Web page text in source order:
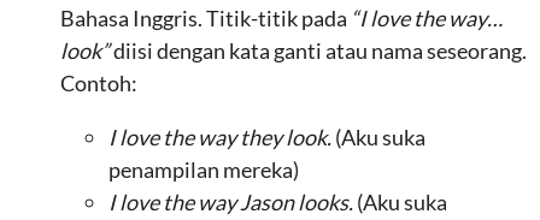
Bahasa Inggris. Titik-titik pada “I love the way…
look”diisi dengan kata ganti atau nama seseorang.
Contoh:
I love the way they look.(Aku suka
penampilan mereka)
I love the way Jason looks.(Aku suka